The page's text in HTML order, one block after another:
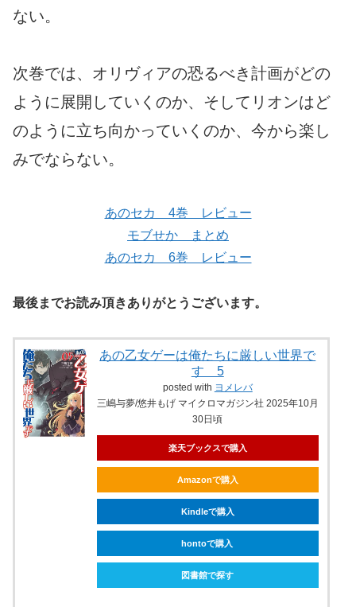
ない。
次巻では、オリヴィアの恐るべき計画がどの
ように展開していくのか、そしてリオンはど
のように立ち向かっていくのか、今から楽し
みでならない。
あのセカ 4巻 レビュー
モブせか まとめ
あのセカ 6巻 レビュー
最後までお読み頂きありがとうございます。
あの乙女ゲーは俺たちに厳しい世界で
す 5
posted with ヨメレバ
三嶋与夢/悠井もげ マイクロマガジン社 2025年10月
30日頃
楽天ブックスで購入
Amazonで購入
Kindleで購入
hontoで購入
図書館で探す